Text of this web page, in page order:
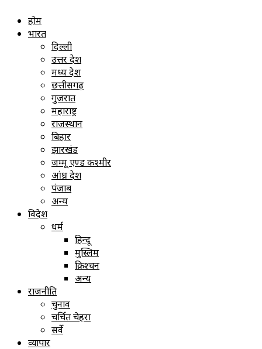
होम
भारत
दिल्ली
उत्तर प्रदेश
मध्य प्रदेश
छत्तीसगढ़
गुजरात
महाराष्ट्र
राजस्थान
बिहार
झारखंड
जम्मू एण्ड कश्मीर
आंध्र प्रदेश
पंजाब
अन्य
विदेश
धर्म
हिन्दू
मुस्लिम
क्रिश्चन
अन्य
राजनीति
चुनाव
चर्चित चेहरा
सर्वे
व्यापार